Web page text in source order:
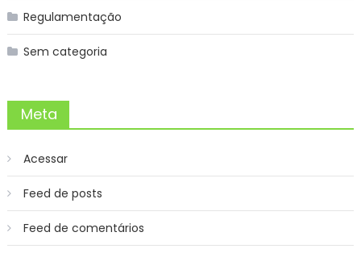
Regulamentação
Sem categoria
Meta
Acessar
Feed de posts
Feed de comentários